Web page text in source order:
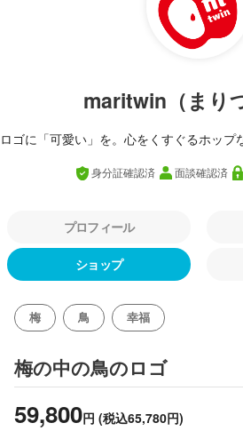
maritwin（まり
ロゴに「可愛い」を。心をくすぐるホップ
身分証確認済 面談確認済
プロフィール
ショップ
梅 鳥 幸福
梅の中の鳥のロゴ
59,800円 (税込65,780円)